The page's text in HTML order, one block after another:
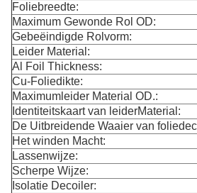
Foliebreedte:
Maximum Gewonde Rol OD:
Gebeëindigde Rolvorm:
Leider Material:
Al Foil Thickness:
Cu-Foliedikte:
Maximumleider Material OD.:
Identiteitskaart van leiderMaterial:
De Uitbreidende Waaier van
Het winden Macht:
Lassenwijze:
Scherpe Wijze:
Isolatie Decoiler: